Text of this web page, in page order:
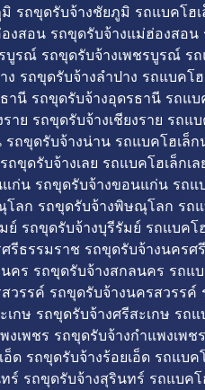
รถขุดรับจ้างชัยภูมิ รถแบคโ
งสอน รถขุดรับจ้างแม่ฮ่องสอ
บูรณ์ รถขุดรับจ้างเพชรบูรณ์ ร
ง รถขุดรับจ้างลำปาง รถแบคโ
านี รถขุดรับจ้างอุดรธานี รถแ
ราย รถขุดรับจ้างเชียงราย รถแ
รถขุดรับจ้างน่าน รถแบคโฮเล็
ถขุดรับจ้างเลย รถแบคโฮเล็กเ
ก่น รถขุดรับจ้างขอนแก่น รถ
โลก รถขุดรับจ้างพิษณุโลก รถ
ย์ รถขุดรับจ้างบุรีรัมย์ รถแบค
รีธรรมราช รถขุดรับจ้างนคร
คร รถขุดรับจ้างสกลนคร รถแ
วรรค์ รถขุดรับจ้างนครสวรร
เกษ รถขุดรับจ้างศรีสะเกษ รถ
งเพชร รถขุดรับจ้างกำแพงเพ
อ็ด รถขุดรับจ้างร้อยเอ็ด รถแบ
ร์ รถขุดรับจ้างสุรินทร์ รถแบค